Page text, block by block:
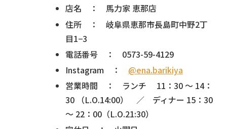
店名 ： 馬力家 恵那店
住所 ： 岐阜県恵那市長島町中野2丁
目1−3
電話番号 ： 0573-59-4129
Instagram ： @ena.barikiya
営業時間 ： ランチ 11：30 〜 14：
30 （L.O.14:00） ／ ディナー 15：30
〜 22：00（L.O.21:30）